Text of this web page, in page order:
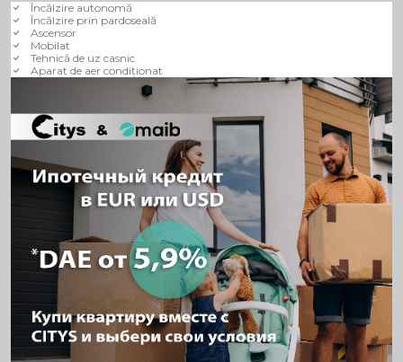
Încălzire autonomă
Încălzire prin pardoseală
Ascensor
Mobilat
Tehnică de uz casnic
Aparat de aer condiționat